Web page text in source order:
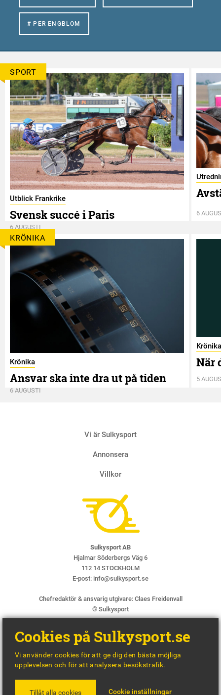
# PER ENGBLOM
SPORT
Utblick Frankrike
Svensk succé i Paris
6 AUGUSTI
6
KRÖNIKA
Krönika
Ansvar ska inte dra ut på tiden
6 AUGUSTI
Krönika
När
5
Vi är Sulkysport
Annonsera
Villkor
Sulkysport AB
Hjalmar Söderbergs Väg 6
112 14 STOCKHOLM
E-post: info@sulkysport.se
Chefredaktör & ansvarig utgivare: Claes Freidenvall
© Sulkysport
BY
Cookies på Sulkysport.se
Vi använder cookies för att ge dig den bästa möjliga
upplevelsen och för att analysera besökstrafik.
Tillåt alla cookies Cookie inställningar